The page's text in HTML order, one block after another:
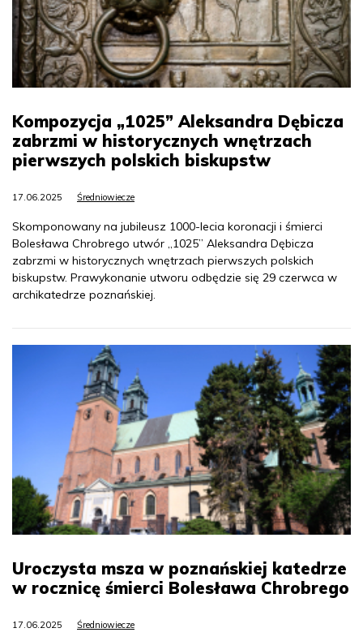
Kompozycja „1025” Aleksandra Dębicza
zabrzmi w historycznych wnętrzach
pierwszych polskich biskupstw
17.06.2025 Średniowiecze
Skomponowany na jubileusz 1000-lecia koronacji i śmierci
Bolesława Chrobrego utwór „1025” Aleksandra Dębicza
zabrzmi w historycznych wnętrzach pierwszych polskich
biskupstw. Prawykonanie utworu odbędzie się 29 czerwca w
archikatedrze poznańskiej.
Uroczysta msza w poznańskiej katedrze
w rocznicę śmierci Bolesława Chrobrego
17.06.2025 Średniowiecze